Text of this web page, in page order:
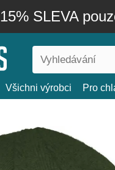
15% SLEVA
Všichni výrobci Pro